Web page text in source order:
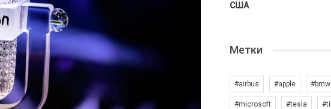
США
Метки
#airbus #apple #bmw
#microsoft #tesla